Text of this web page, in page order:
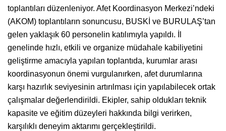
toplantıları düzenleniyor. Afet Koordinasyon Merkezi’ndeki
(AKOM) toplantıların sonuncusu, BUSKİ ve BURULAŞ’tan
gelen yaklaşık 60 personelin katılımıyla yapıldı. İl
genelinde hızlı, etkili ve organize müdahale kabiliyetini
geliştirme amacıyla yapılan toplantıda, kurumlar arası
koordinasyonun önemi vurgulanırken, afet durumlarına
karşı hazırlık seviyesinin artırılması için yapılabilecek ortak
çalışmalar değerlendirildi. Ekipler, sahip oldukları teknik
kapasite ve eğitim düzeyleri hakkında bilgi verirken,
karşılıklı deneyim aktarımı gerçekleştirildi.